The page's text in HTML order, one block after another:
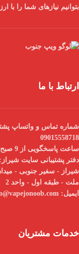
بتوانیم نیازهای شما را با
ارتباط با ما
شماره تماس و واتساپ
09015558718
ساعت پاسخگویی از 9 صبح تا 8 شب
دفتر پشتیبانی سایت شیراز:
شیراز - سفیر جنوبی -
ملت - طبقه اول - واحد 2
ایمیل:
خدمات مشتریان